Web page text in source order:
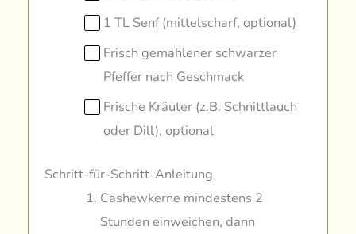
1 TL Senf (mittelscharf, optional)
Frisch gemahlener schwarzer
Pfeffer nach Geschmack
Frische Kräuter (z.B. Schnittlauch
oder Dill), optional
Schritt-für-Schritt-Anleitung
Cashewkerne mindestens 2
Stunden einweichen, dann